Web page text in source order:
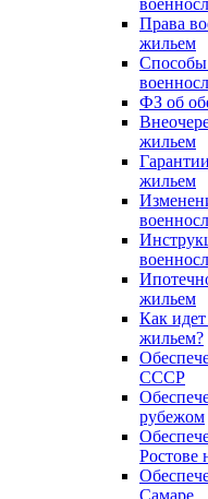
Права
жильем
Способы
ФЗ об
жильем
жильем
жильем
Как
жильем?
СССР
рубежом
Ростове
Самаре